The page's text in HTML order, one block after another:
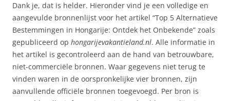
Dank je, dat is helder. Hieronder vind je een volledige en
aangevulde bronnenlijst voor het artikel “Top 5 Alternatieve
Bestemmingen in Hongarije: Ontdek het Onbekende” zoals
gepubliceerd op hongarijevakantieland.nl. Alle informatie in
het artikel is gecontroleerd aan de hand van betrouwbare,
niet-commerciële bronnen. Waar gegevens niet terug te
vinden waren in de oorspronkelijke vier bronnen, zijn
aanvullende officiële bronnen toegevoegd. Per bron is